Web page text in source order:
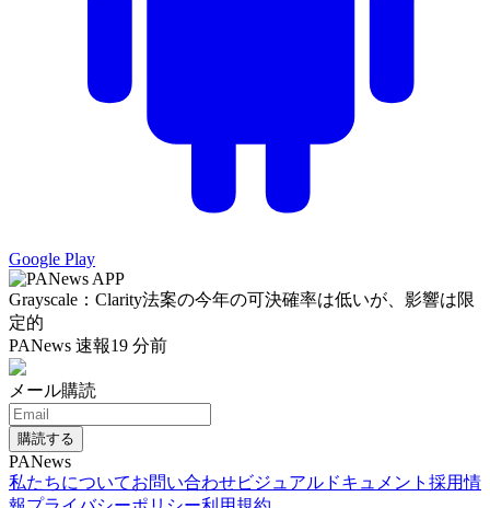
Google Play
Grayscale：Clarity法案の今年の可決確率は低いが、影響は限
定的
PANews 速報19 分前
メール購読
購読する
PANews
私たちについてお問い合わせビジュアルドキュメント 採用情